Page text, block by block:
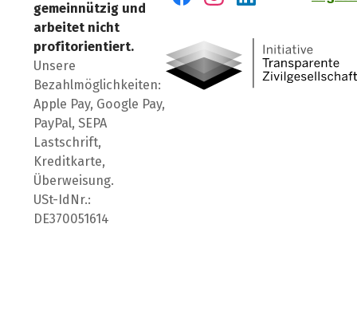
gemeinnützig und
arbeitet nicht
profitorientiert.
Unsere
Bezahlmöglichkeiten:
Apple Pay, Google Pay,
PayPal, SEPA
Lastschrift,
Kreditkarte,
Überweisung.
USt-IdNr.:
DE370051614